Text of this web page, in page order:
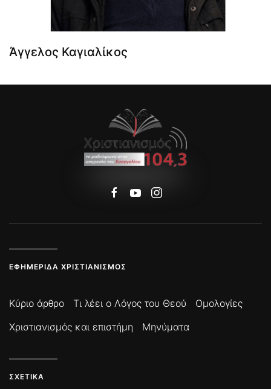
Άγγελος Καγιαλίκος
ΕΦΗΜΕΡΊΔΑ ΧΡΙΣΤΙΑΝΙΣΜΌΣ
Κύριο άρθρο Τι λέει ο Λόγος του Θεού
Ομολογίες
Χριστιανισμός και επιστήμη
Μηνύματα
ΣΧΕΤΙΚΆ